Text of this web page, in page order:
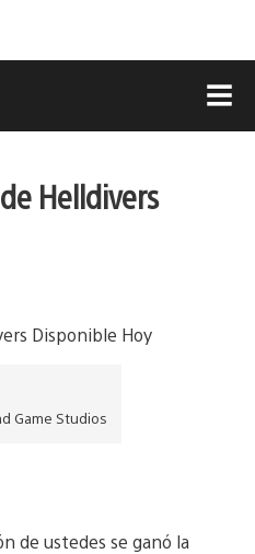
Helldivers
Game Studios
de ustedes se ganó la